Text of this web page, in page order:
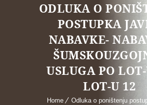
ODLUKA O
POSTUPKA
NABAVKE-
USLUGA PO
LOT-U 12
Home
Odluka o poništenju